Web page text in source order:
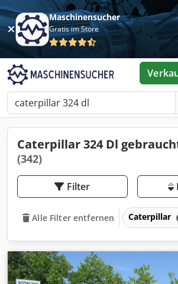
Maschinensucher
Gratis im Store
Caterpillar 324 Dl
(342)
Filter
Alle Filter entfernen Caterpillar